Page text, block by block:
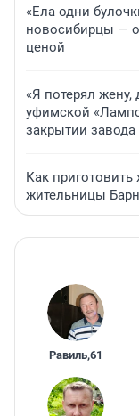
«Ела одни
новосибирцы —
ценой
«Я потерял жену,
уфимской
закрытии завода
Как
жительницы
Равиль,61